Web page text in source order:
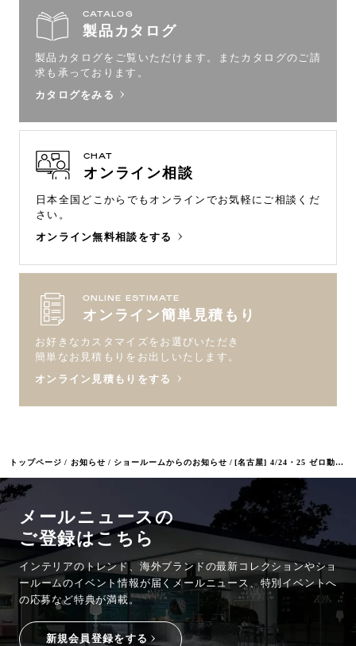
トップページ お知らせ ショールームからのお知らせ [名古屋] 4/24・25 ゼロ動線キッチン体験会
CATALOG
製品カタログ
製品カタログをご覧いただけます。
またカタログのご請
求も承っております。
カタログをみる
CHAT
オンライン相談
日本全国どこからでもオンラインでお気軽にご相談くだ
さい。
オンライン無料相談をする
ONLINE ESTIMATE
オンライン簡単見積もり
お好きなカスタマイズをお選びいただき
簡単なお見積もりをお出しいたします。
オンライン見積もりをする
メールニュースの
ご登録はこちら
インテリアのトレンド、海外ブランドの最新コレクションやショ
ールームのイベント情報が 届くメールニュース、特別イベントへ
の応募など特典が満載。
新規会員登録をする